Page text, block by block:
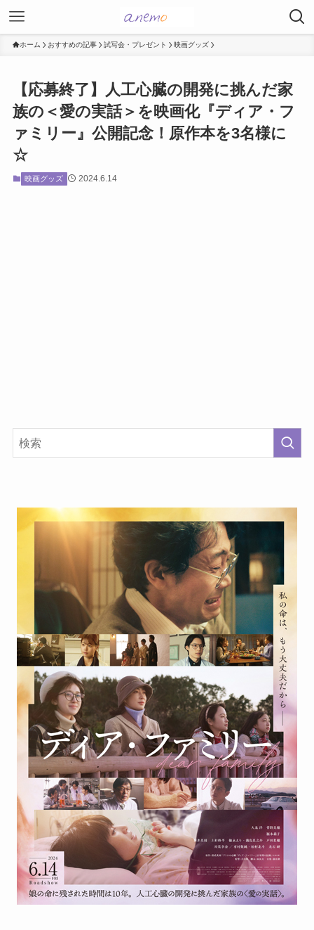
ホーム おすすめの記事 試写会・プレゼント 映画グッズ
【応募終了】人工心臓の開発に挑んだ家
族の＜愛の実話＞を映画化『ディア・フ
ァミリー』公開記念！原作本を3名様に
☆
映画グッズ 2024.6.14